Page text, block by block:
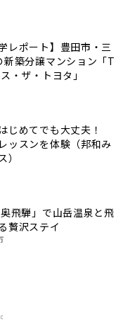
レポート】豊田市・三
築分譲マンション「T
・ザ・トヨタ」
じめてでも大丈夫！
ッスンを体験（邦和み
奥飛騨」で山岳温泉と飛
贅沢ステイ